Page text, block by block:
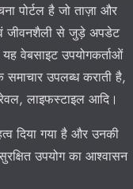
पोर्टल है जो ताज़ा और
जीवनशैली से जुड़े अपडेट
वेबसाइट उपयोगकर्ताओं
उपलब्ध कराती है,
लाइफस्टाइल आदि।
दिया गया है और उनकी
उपयोग का आश्वासन